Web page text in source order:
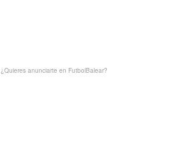
¿Quieres anunciarte en FutbolBalear?